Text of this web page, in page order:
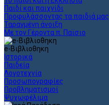
Παιδί και παιχνίδι
Προφυλάσσοντας τα παιδιά μας
Ταραγμένη άνοιξη
Με τον Γέροντα π. Παϊσιο
e-Βιβλιοθηκη
Ιστορικά
Παιδεία
Λογοτεχνία
Προσωπογραφίες
Προβληματισμοί
Ψυχωφέλιμα